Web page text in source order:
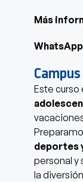
Más
WhatsApp
Este curso
deportes
personal y
la